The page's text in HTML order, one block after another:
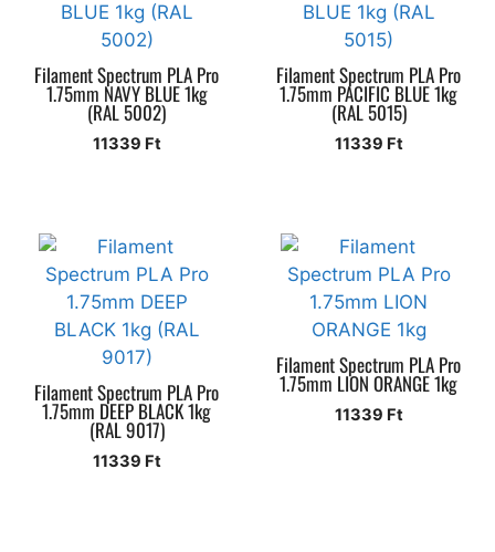
Filament Spectrum PLA Pro
1.75mm NAVY BLUE 1kg
(RAL 5002)
11339 Ft
Filament Spectrum PLA Pro
1.75mm PACIFIC BLUE 1kg
(RAL 5015)
11339 Ft
Filament Spectrum PLA Pro
1.75mm DEEP BLACK 1kg
(RAL 9017)
11339 Ft
Filament Spectrum PLA Pro
1.75mm LION ORANGE 1kg
11339 Ft